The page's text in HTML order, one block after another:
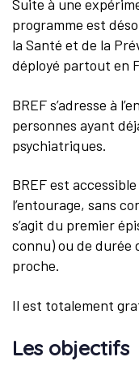
Suite à une
programme est
la Santé et de la
déployé partout en
BREF s’adresse à
personnes ayant
psychiatriques.
BREF est
l’entourage, sans
s’agit du premier
connu) ou de durée
proche.
Il est totalement
Les objectifs